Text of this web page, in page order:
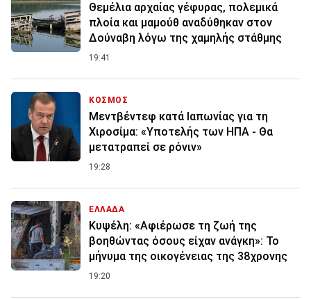
Θεμέλια αρχαίας γέφυρας, πολεμικά
πλοία και μαμούθ αναδύθηκαν στον
Δούναβη λόγω της χαμηλής στάθμης
19:41
ΚΟΣΜΟΣ
Μεντβέντεφ κατά Ιαπωνίας για τη
Χιροσίμα: «Υποτελής των ΗΠΑ - Θα
μετατραπεί σε ρόνιν»
19:28
ΕΛΛΑΔΑ
Κυψέλη: «Αφιέρωσε τη ζωή της
βοηθώντας όσους είχαν ανάγκη»: Το
μήνυμα της οικογένειας της 38χρονης
19:20